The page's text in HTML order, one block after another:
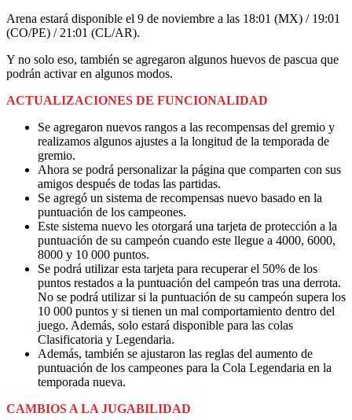
Arena estará disponible el 9 de noviembre a las 18:01 (MX) / 19:01
(CO/PE) / 21:01 (CL/AR).
Y no solo eso, también se agregaron algunos huevos de pascua que
podrán activar en algunos modos.
ACTUALIZACIONES DE FUNCIONALIDAD
Se agregaron nuevos rangos a las recompensas del gremio y
realizamos algunos ajustes a la longitud de la temporada de
gremio.
Ahora se podrá personalizar la página que comparten con sus
amigos después de todas las partidas.
Se agregó un sistema de recompensas nuevo basado en la
puntuación de los campeones.
Este sistema nuevo les otorgará una tarjeta de protección a la
puntuación de su campeón cuando este llegue a 4000, 6000,
8000 y 10 000 puntos.
Se podrá utilizar esta tarjeta para recuperar el 50% de los
puntos restados a la puntuación del campeón tras una derrota.
No se podrá utilizar si la puntuación de su campeón supera los
10 000 puntos y si tienen un mal comportamiento dentro del
juego. Además, solo estará disponible para las colas
Clasificatoria y Legendaria.
Además, también se ajustaron las reglas del aumento de
puntuación de los campeones para la Cola Legendaria en la
temporada nueva.
CAMBIOS A LA JUGABILIDAD